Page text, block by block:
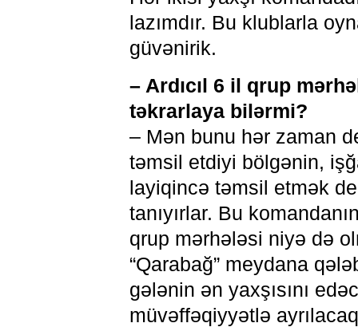
lazımdır. Bu klublarla
güvənirik.
– Ardıcıl 6 il qrup
təkrarlaya bilərmi?
– Mən bunu hər zaman
təmsil etdiyi bölgənin,
layiqincə təmsil etmək
tanıyırlar. Bu
qrup mərhələsi niyə də
“Qarabağ” meydana
gələnin ən yaxşısını
müvəffəqiyyətlə